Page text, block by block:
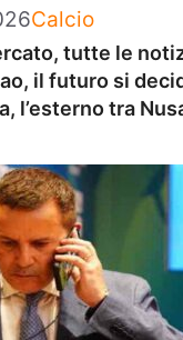
Categorie
Calcio
tutte le
il futuro si
l’esterno tra